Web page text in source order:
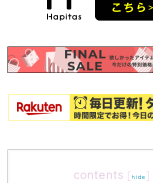
contents [ hide]